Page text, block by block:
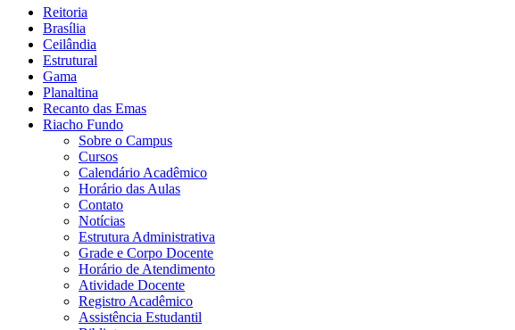
Reitoria
Brasília
Ceilândia
Estrutural
Gama
Planaltina
Recanto das Emas
Riacho Fundo
Sobre o Campus
Cursos
Calendário Acadêmico
Horário das Aulas
Contato
Notícias
Estrutura Administrativa
Grade e Corpo Docente
Horário de Atendimento
Atividade Docente
Registro Acadêmico
Assistência Estudantil